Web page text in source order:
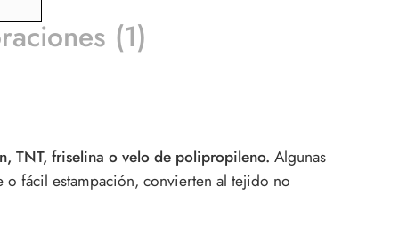
(1)
TNT, friselina o velo de polipropileno. Algunas
o fácil estampación, convierten al tejido no